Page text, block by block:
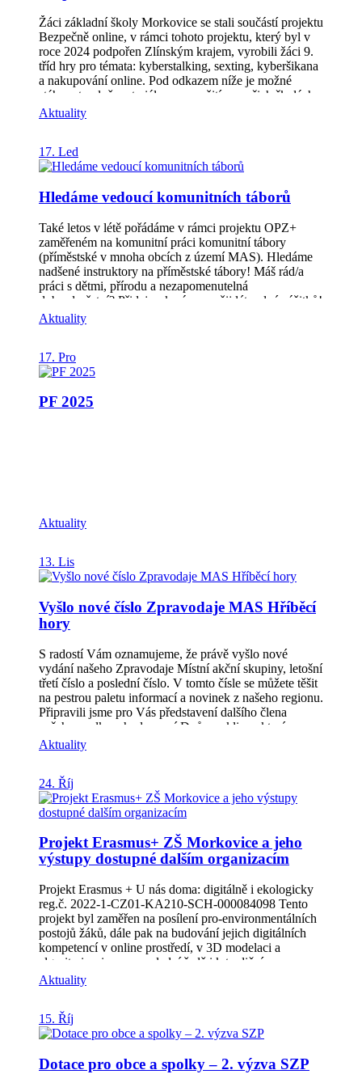
projekty obcí jsou pak projekty zejména na vybavení
kulturních domů, zahrad MŠ i jídelen ZŠ. Více
informací včetně seznamu podpořených projektů
naleznete u 2. výzvy SZP.
Žáci základní školy Morkovice se stali součástí projektu
Bezpečně online, v rámci tohoto projektu, který byl v
roce 2024 podpořen Zlínským krajem, vyrobili žáci 9.
tříd hry pro témata: kyberstalking, sexting, kyberšikana
a nakupování online. Pod odkazem níže je možné
stáhnout volně materiály pro použití ve vašich školách.
Webová stránka zde: https://zsmorkovice.cz/node/2002
Kvíz online o kyberšikaně si můžete vyzkoušet
Aktuality
17. Led
Hledáme vedoucí komunitních táborů
Také letos v létě pořádáme v rámci projektu OPZ+
zaměřeném na komunitní práci komunitní tábory
(příměstské v mnoha obcích z území MAS). Hledáme
nadšené instruktory na příměstské tábory! Máš rád/a
práci s dětmi, přírodu a nezapomenutelná
dobrodružství? Přidej se k nám a zažij léto plné zážitků!
Své životopisy můžete zasílat na email
petra.sykorova@vaclav-oliva
Aktuality
17. Pro
PF 2025
Aktuality
13. Lis
Vyšlo nové číslo Zpravodaje MAS Hříběcí
hory
S radostí Vám oznamujeme, že právě vyšlo nové
vydání našeho Zpravodaje Místní akční skupiny, letošní
třetí číslo a poslední číslo. V tomto čísle se můžete těšit
na pestrou paletu informací a novinek z našeho regionu.
Připravili jsme pro Vás představení dalšího člena
našeho spolku, zhodnocení Dnů pro klima, které se
uskutečnily v říjny, shrnutí spousty akcí realizovaných
díky projektu z OPZ+ a informace o plánovaných
zde: Zpravodaj MAS | MAS Hříběcí hory
(hribecihory.cz) Děkujeme Vám za Vaši podporu a
těšíme se na Vaše ohlasy! S pozdravem, Tým Místní
Aktuality
24. Říj
Projekt Erasmus+ ZŠ Morkovice a jeho
výstupy dostupné dalším organizacím
Projekt Erasmus + U nás doma: digitálně i ekologicky
reg.č. 2022-1-CZ01-KA210-SCH-000084098 Tento
projekt byl zaměřen na posílení pro-environmentálních
postojů žáků, dále pak na budování jejich digitálních
kompetencí v online prostředí, v 3D modelaci a
algoritmizaci a v neposlední řadě i k tradičním
postupům výroby v rámci oblasti industriálního a
kulturního dědictví.Dle našeho názoru je pro příští
respektovat jak minulost a zručnost těch, kteří tady byli
před námi, tak být připraven na automatizaci, robotiku a
chránit ekologickou biodiverzitu a využívání
Aktuality
15. Říj
Dotace pro obce a spolky – 2. výzva SZP